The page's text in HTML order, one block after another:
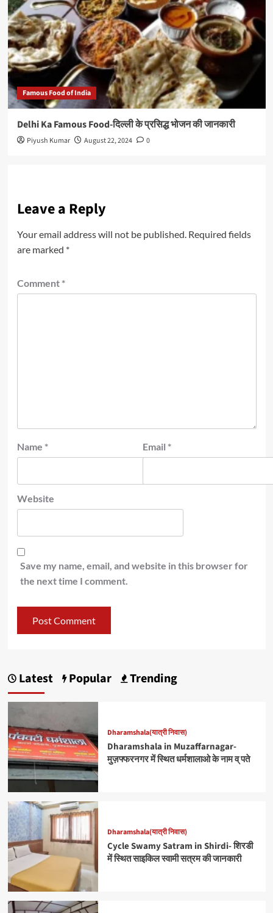
Famous Food of India
Delhi Ka Famous Food-दिल्ली के प्रसिद्ध भोजन की जानकारी
Piyush Kumar August 22, 2024 0
Leave a Reply
Your email address will not be published. Required fields
are marked *
Comment *
Name * Email *
Website
Save my name, email, and website in this browser for
the next time I comment.
Latest Popular Trending
Dharamshala(यात्री निवास)
Dharamshala in Muzaffarnagar-
मुज़फ्फरनगर में स्थित धर्मशालाओ के नाम व् पते
Dharamshala(यात्री निवास)
Cycle Swamy Satram in Shirdi- शिरडी
में स्थित साइकिल स्वामी सत्रम की जानकारी